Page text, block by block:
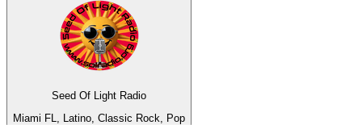
Seed Of Light Radio
Miami FL, Latino, Classic Rock, Pop